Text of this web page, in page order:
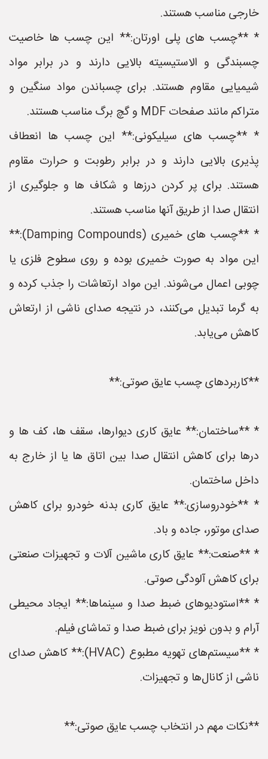
خارجی مناسب هستند.
* **چسب های پلی اورتان:** این چسب ها خاصیت
چسبندگی و الاستیسیته بالایی دارند و در برابر مواد
شیمیایی مقاوم هستند. برای چسباندن مواد سنگین و
متراکم مانند صفحات MDF و گچ برگ مناسب هستند.
* **چسب های سیلیکونی:** این چسب ها انعطاف
پذیری بالایی دارند و در برابر رطوبت و حرارت مقاوم
هستند. برای پر کردن درزها و شکاف ها و جلوگیری از
انتقال صدا از طریق آنها مناسب هستند.
* **چسب های خمیری (Damping Compounds):**
این مواد به صورت خمیری بوده و روی سطوح فلزی یا
چوبی اعمال می‌شوند. این مواد ارتعاشات را جذب کرده و
به گرما تبدیل می‌کنند، در نتیجه صدای ناشی از ارتعاش
کاهش می‌یابد.
**کاربردهای چسب عایق صوتی:**
* **ساختمان:** عایق کاری دیوارها، سقف ها، کف ها و
درها برای کاهش انتقال صدا بین اتاق ها یا از خارج به
داخل ساختمان.
* **خودروسازی:** عایق کاری بدنه خودرو برای کاهش
صدای موتور، جاده و باد.
* **صنعت:** عایق کاری ماشین آلات و تجهیزات صنعتی
برای کاهش آلودگی صوتی.
* **استودیوهای ضبط صدا و سینماها:** ایجاد محیطی
آرام و بدون نویز برای ضبط صدا و تماشای فیلم.
* **سیستم‌های تهویه مطبوع (HVAC):** کاهش صدای
ناشی از کانال‌ها و تجهیزات.
**نکات مهم در انتخاب چسب عایق صوتی:**